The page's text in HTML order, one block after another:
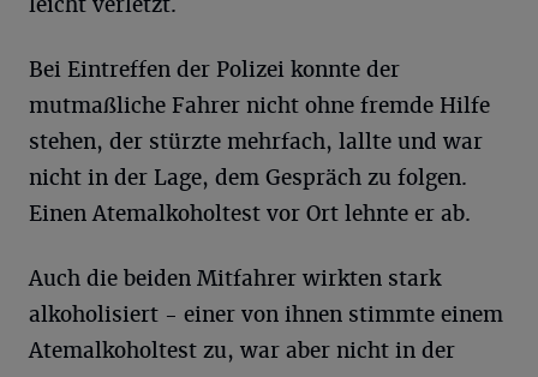
Bei Eintreffen der Polizei konnte der
mutmaßliche Fahrer nicht ohne fremde Hilfe
stehen, der stürzte mehrfach, lallte und war
nicht in der Lage, dem Gespräch zu folgen.
Einen Atemalkoholtest vor Ort lehnte er ab.
Auch die beiden Mitfahrer wirkten stark
alkoholisiert - einer von ihnen stimmte einem
Atemalkoholtest zu, war aber nicht in der